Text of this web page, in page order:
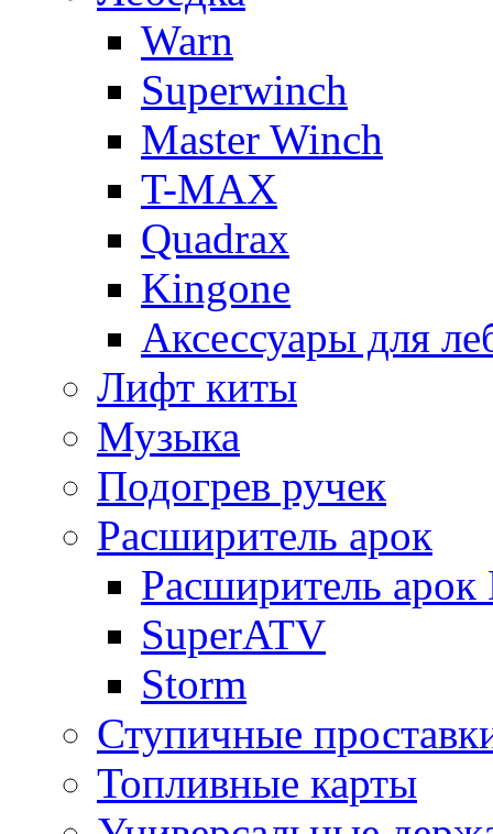
Warn
Superwinch
Master Winch
T-MAX
Quadrax
Kingone
Аксессуары для
Лифт киты
Музыка
Подогрев ручек
Расширитель арок
Расширитель
SuperATV
Storm
Ступичные
Топливные карты